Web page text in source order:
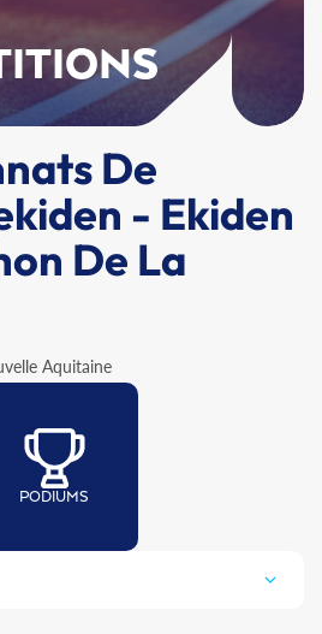
De
- Ekiden
De La
Aquitaine
PODIUMS